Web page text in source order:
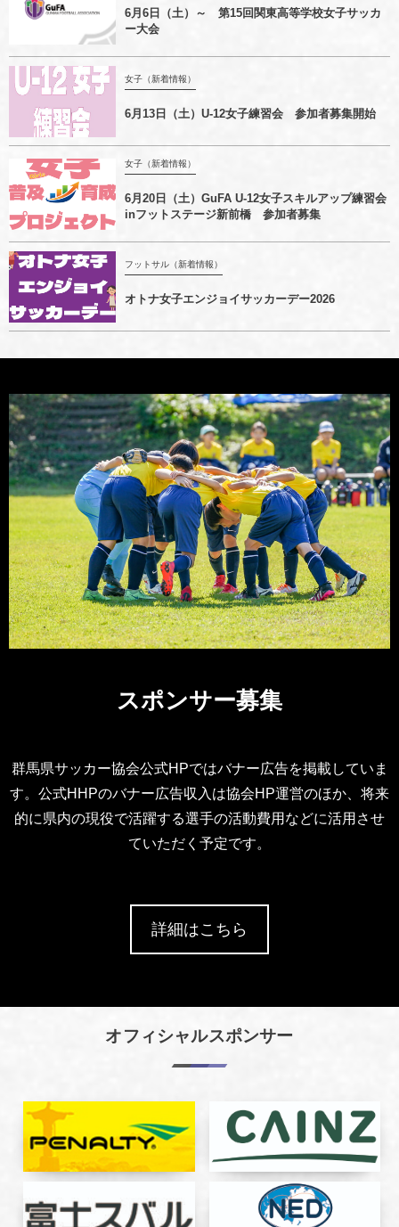
6月6日（土）～ 第15回関東高等学校女子サッカ
ー大会
女子（新着情報）
6月13日（土）U-12女子練習会 参加者募集開始
女子（新着情報）
6月20日（土）GuFA U-12女子スキルアップ練習会
inフットステージ新前橋 参加者募集
フットサル（新着情報）
オトナ女子エンジョイサッカーデー2026
スポンサー募集
群馬県サッカー協会公式HPではバナー広告を掲載していま
す。公式HHPのバナー広告収入は協会HP運営のほか、将来
的に県内の現役で活躍する選手の活動費用などに活用させ
ていただく予定です。
詳細はこちら
オフィシャルスポンサー